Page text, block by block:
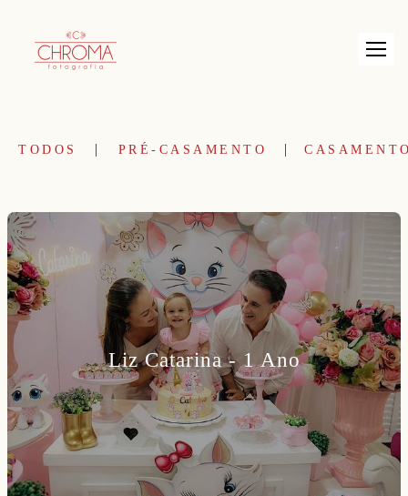
TODOS PRÉ-CASAMENTO
Liz Catarina - 1 Ano